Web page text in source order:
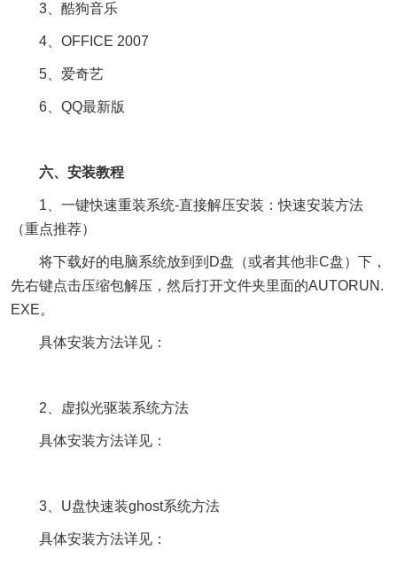
3、酷狗音乐
4、OFFICE 2007
5、爱奇艺
6、QQ最新版
六、安装教程
1、一键快速重装系统-直接解压安装：快速安装方法
（重点推荐）
将下载好的电脑系统放到到D盘（或者其他非C盘）下，
先右键点击压缩包解压，然后打开文件夹里面的AUTORUN.
EXE。
具体安装方法详见：
2、虚拟光驱装系统方法
具体安装方法详见：
3、U盘快速装ghost系统方法
具体安装方法详见：